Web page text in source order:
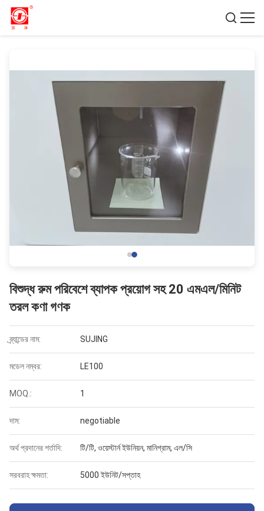
বিশুদ্ধ রুম পরিবেশে ব্যাপক প্রয়োগ সহ 20 এমএল/মিনিট
তরল কণা গণক
ব্র্যান্ডের নাম: SUJING
মডেল নম্বর: LE100
MOQ.: 1
দাম: negotiable
অর্থ প্রদানের শর্তাদি: টি/টি, ওয়েস্টার্ন ইউনিয়ন, মানিগ্রাম, এল/সি
সরবরাহ ক্ষমতা: 5000 ইউনিট/সপ্তাহ